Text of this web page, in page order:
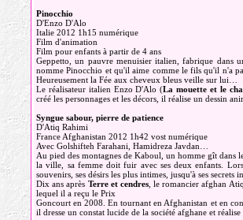
Pinocchio
D'Enzo D'Alo
Italie 2012 1h15 numérique
Film d'animation
Film pour enfants à partir de 4 ans
Geppetto, un pauvre menuisier italien, fabrique dans
nomme Pinocchio et qu'il aime comme le fils qu'il n'a
Heureusement la Fée aux cheveux bleus veille sur lui…
Le réalisateur italien Enzo D'Alo (La mouette et le
créé les personnages et les décors, il réalise un dessin
Syngue sabour, pierre de patience
D'Atiq Rahimi
France Afghanistan 2012 1h42 vost numérique
Avec Golshifteh Farahani, Hamidreza Javdan…
Au pied des montagnes de Kaboul, un homme gît dans
la ville, sa femme doit fuir avec ses deux enfants.
souvenirs, ses désirs les plus intimes, jusqu'à ses secrets
Dix ans après Terre et cendres, le romancier afghan
lequel il a reçu le Prix
Goncourt en 2008. En tournant en Afghanistan et en
il dresse un constat lucide de la société afghane et